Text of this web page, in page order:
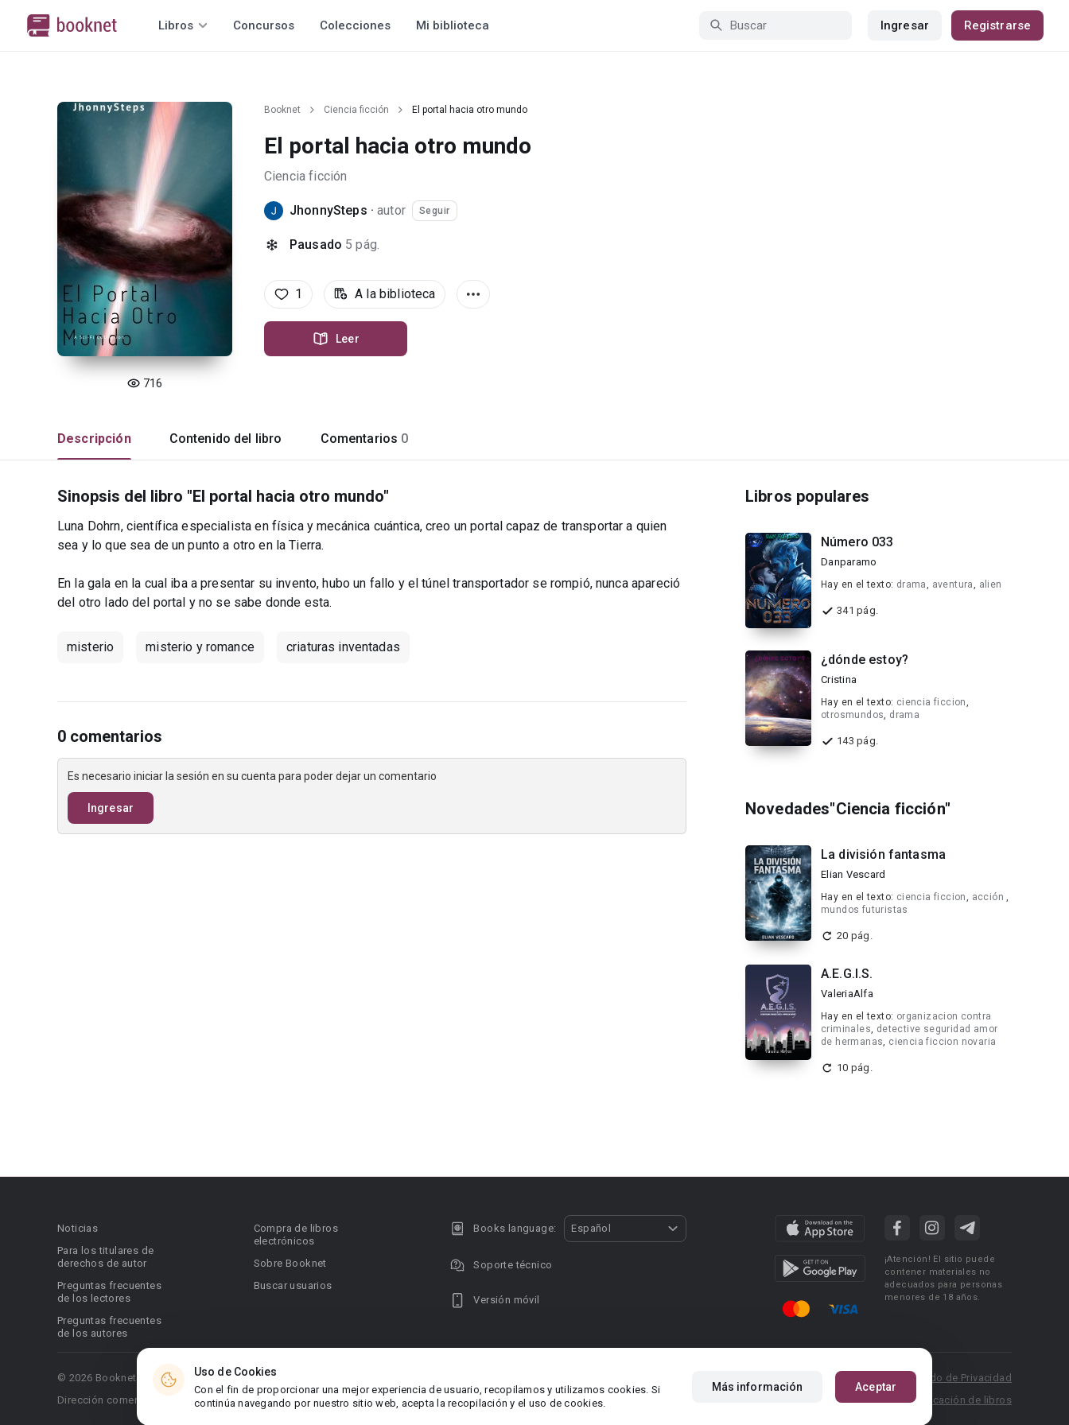
Libros Concursos Colecciones Mi biblioteca Ingresar Registrarse
716
Booknet Ciencia ficción El portal hacia otro mundo
El portal hacia otro mundo
Ciencia ficción
JhonnySteps ·autor Seguir
Pausado 5 pág.
1 A la biblioteca
Leer
Descripción Contenido del libro Comentarios 0
Sinopsis del libro "El portal hacia otro mundo"
Luna Dohrn, científica especialista en física y mecánica cuántica, creo un portal capaz de transportar a quien
sea y lo que sea de un punto a otro en la Tierra.
En la gala en la cual iba a presentar su invento, hubo un fallo y el túnel transportador se rompió, nunca apareció
del otro lado del portal y no se sabe donde esta.
misterio misterio y romance criaturas inventadas
0 comentarios
Es necesario iniciar la sesión en su cuenta para poder dejar un comentario
Ingresar
Libros populares
Número 033
Danparamo
Hay en el texto: drama, aventura, alien
341 pág.
¿dónde estoy?
Cristina
Hay en el texto: ciencia ficcion,
otrosmundos, drama
143 pág.
Novedades"Ciencia ficción"
La división fantasma
Elian Vescard
Hay en el texto: ciencia ficcion, acción,
mundos futuristas
20 pág.
A.E.G.I.S.
ValeriaAlfa
Hay en el texto: organizacion contra
criminales, detective seguridad amor
de hermanas, ciencia ficcion novaria
10 pág.
Uso de Cookies
Con el fin de proporcionar una mejor experiencia de usuario, recopilamos y utilizamos cookies. Si
continúa navegando por nuestro sitio web, acepta la recopilación y el uso de cookies.
Más información Aceptar
Noticias
Para los titulares de
derechos de autor
Preguntas frecuentes
de los lectores
Preguntas frecuentes
de los autores
Compra de libros
electrónicos
Sobre Booknet
Buscar usuarios
Books language: Español
Soporte técnico
Versión móvil
¡Atención! El sitio puede
contener materiales no
adecuados para personas
menores de 18 años.
© 2026 Booknet. Todos los derechos reservados.
Dirección comercial: Griva Digeni 51, oficina 1, Larnaca, 6036, Chipre
Condiciones de uso
Acuerdo de Privacidad
Reglas para la publicación de libros